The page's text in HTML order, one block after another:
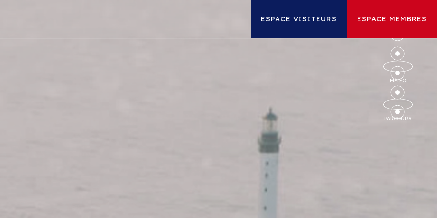
ESPACE VISITEURS ESPACE MEMBRES
MÉTÉO
PARCOURS